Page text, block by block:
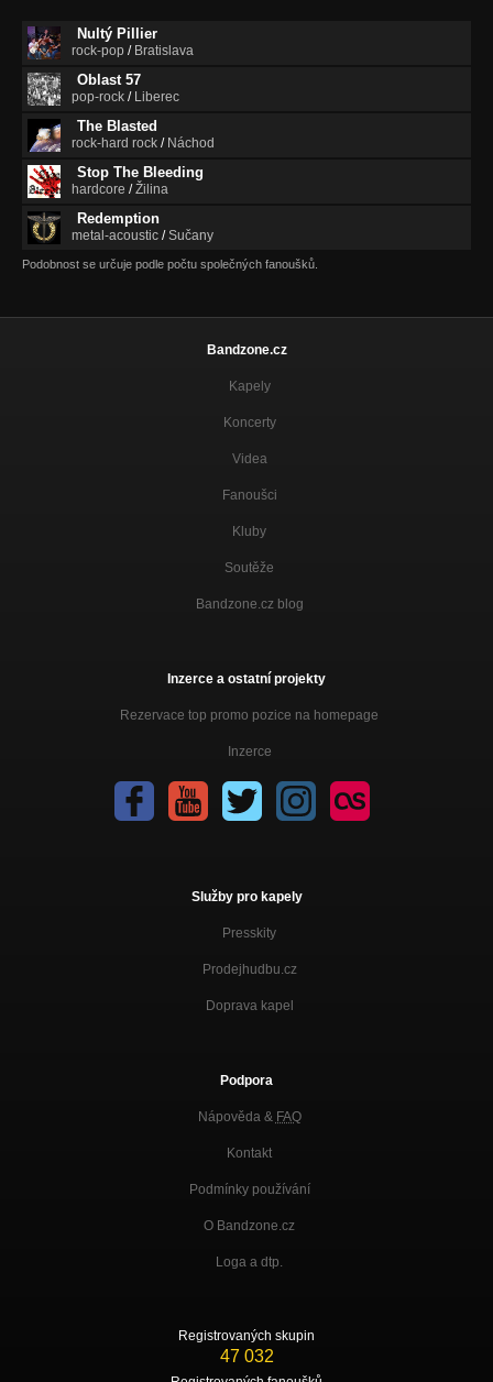
Nultý Pillier
rock-pop / Bratislava
Oblast 57
pop-rock / Liberec
The Blasted
rock-hard rock / Náchod
Stop The Bleeding
hardcore /Žilina
Redemption
metal-acoustic /Sučany
Podobnost se určuje podle počtu společných fanoušků.
Bandzone.cz
Kapely
Koncerty
Videa
Fanoušci
Kluby
Soutěže
Bandzone.cz blog
Inzerce a ostatní projekty
Rezervace top promo pozice na homepage
Inzerce
Služby pro kapely
Presskity
Prodejhudbu.cz
Doprava kapel
Podpora
Nápověda & FAQ
Kontakt
Podmínky používání
O Bandzone.cz
Loga a dtp.
Registrovaných skupin
47 032